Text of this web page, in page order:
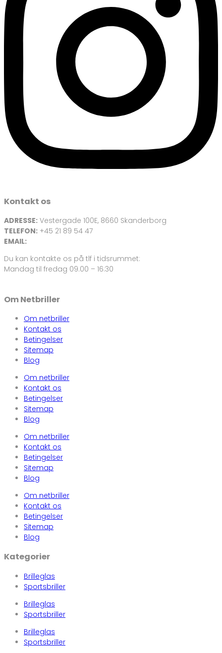
Kontakt os
ADRESSE: Vestergade 100E, 8660 Skanderborg
TELEFON: +45 21 89 54 47
EMAIL:
Du kan kontakte os på tlf i tidsrummet:
Mandag til fredag 09.00 – 16:30
Om Netbriller
Om netbriller
Kontakt os
Betingelser
Sitemap
Blog
Om netbriller
Kontakt os
Betingelser
Sitemap
Blog
Om netbriller
Kontakt os
Betingelser
Sitemap
Blog
Om netbriller
Kontakt os
Betingelser
Sitemap
Blog
Kategorier
Brilleglas
Sportsbriller
Brilleglas
Sportsbriller
Brilleglas
Sportsbriller